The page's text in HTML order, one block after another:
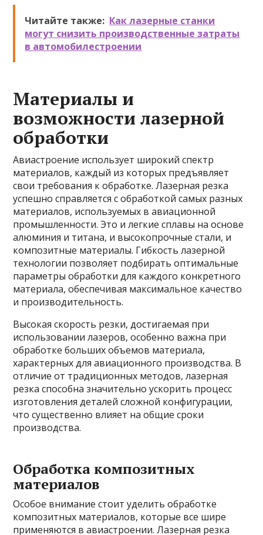
Читайте также: Как лазерные станки
могут снизить производственные затраты
в автомобилестроении
Материалы и
возможности лазерной
обработки
Авиастроение использует широкий спектр
материалов, каждый из которых предъявляет
свои требования к обработке. Лазерная резка
успешно справляется с обработкой самых разных
материалов, используемых в авиационной
промышленности. Это и легкие сплавы на основе
алюминия и титана, и высокопрочные стали, и
композитные материалы. Гибкость лазерной
технологии позволяет подбирать оптимальные
параметры обработки для каждого конкретного
материала, обеспечивая максимальное качество
и производительность.
Высокая скорость резки, достигаемая при
использовании лазеров, особенно важна при
обработке больших объемов материала,
характерных для авиационного производства. В
отличие от традиционных методов, лазерная
резка способна значительно ускорить процесс
изготовления деталей сложной конфигурации,
что существенно влияет на общие сроки
производства.
Обработка композитных
материалов
Особое внимание стоит уделить обработке
композитных материалов, которые все шире
применяются в авиастроении. Лазерная резка